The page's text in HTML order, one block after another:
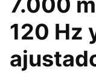
120 Hz